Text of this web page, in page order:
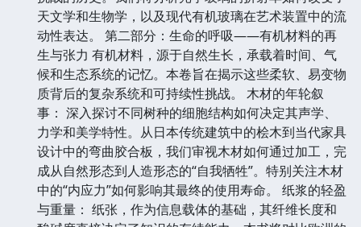
天文学和生物学，以及现代有机玻璃在艺术装置中的流
动性表达。 第二部分：生命的呼吸——有机材料的再
生与张力 有机材料，源于自然生长，承载着时间、气
候和生态系统的记忆。本卷旨在揭示这些柔软、易变物
质背后的复杂系统和可持续性挑战。 木材的年轮叙
事： 深入探讨不同树种的细胞结构如何决定其声学、
力学和美学特性。从日本传统建筑中的桧木到当代家具
设计中的弯曲胶合板，我们审视木材如何通过加工，完
成从自然形态到人造形态的“自我牺牲”。特别关注木材
中的“内应力”如何影响其最终的使用寿命。 纸浆的轻盈
与重量： 纸张，作为信息载体的基础，其纤维长度和